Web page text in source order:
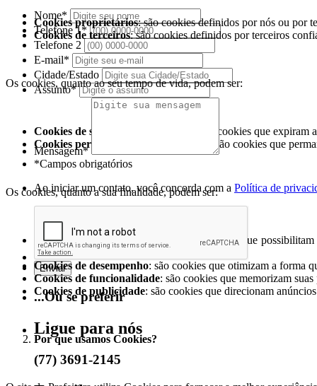
Nome*
Telefone 1*
Telefone 2
E-mail*
Cidade/Estado
Assunto*
Mensagem*
*Campos obrigatórios
Ao iniciar um contato, você concorda com a Política de
...Ou se preferir
Ligue para nós
(77) 3691-2145
Cookies proprietários: são cookies definidos por nós ou por
Cookies de terceiros: são cookies definidos por terceiros
Os cookies, quanto ao seu tempo de vida, podem ser:
Cookies de sessão ou temporários
: são cookies que expiram
Cookies persistentes ou permanentes
: são cookies que
Os cookies, quanto a sua finalidade, podem ser:
Cookies necessários
: são cookies essenciais que
funcionar;
Cookies de desempenho: são cookies que otimizam a forma
Cookies de funcionalidade: são cookies que memorizam
Cookies de publicidade: são cookies que direcionam
Por que usamos Cookies?